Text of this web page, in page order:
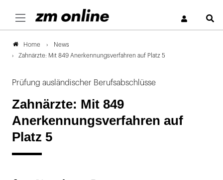
Home
News
Zahnärzte: Mit 849 Anerkennungsverfahren auf Platz 5
Prüfung ausländischer Berufsabschlüsse
Zahnärzte: Mit 849
Anerkennungsverfahren auf
Platz 5